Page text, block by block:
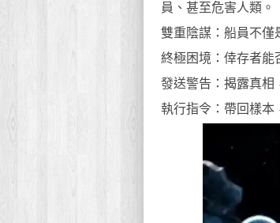
員、甚至危害人類。
雙重陰謀：船員不僅
終極困境：倖存者能
發送警告：揭露真相
執行指令：帶回樣本